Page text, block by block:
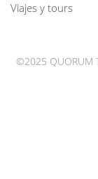
Viajes y tours
©2025 QUORUM